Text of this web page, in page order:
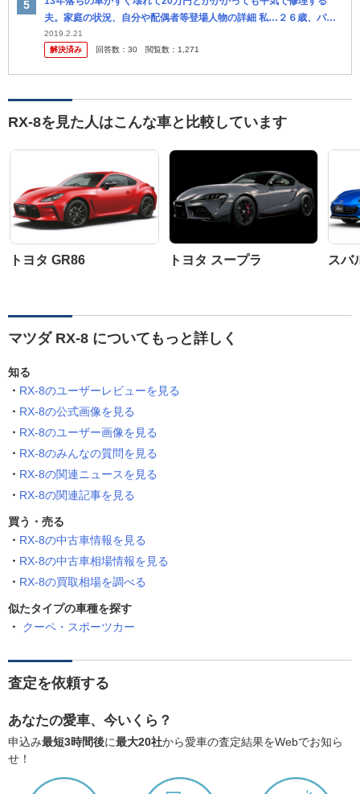
夫。家庭の状況、自分や配偶者等登場人物の詳細 私…２６歳、パー
ト 年収100万程 夫…２５歳、会社員 年収350万程度 結婚二年目...
2019.2.21
解決済み
回答数： 30 閲覧数： 1,271
RX-8を見た人はこんな車と比較しています
トヨタ GR86 トヨタ スープラ スバ
マツダ RX-8 についてもっと詳しく
知る
RX-8のユーザーレビューを見る
RX-8の公式画像を見る
RX-8のユーザー画像を見る
RX-8のみんなの質問を見る
RX-8の関連ニュースを見る
RX-8の関連記事を見る
買う・売る
RX-8の中古車情報を見る
RX-8の中古車相場情報を見る
RX-8の買取相場を調べる
似たタイプの車種を探す
クーペ・スポーツカー
査定を依頼する
あなたの愛車、今いくら？
申込み最短3時間後に最大20社から愛車の査定結果をWebでお知ら
せ！